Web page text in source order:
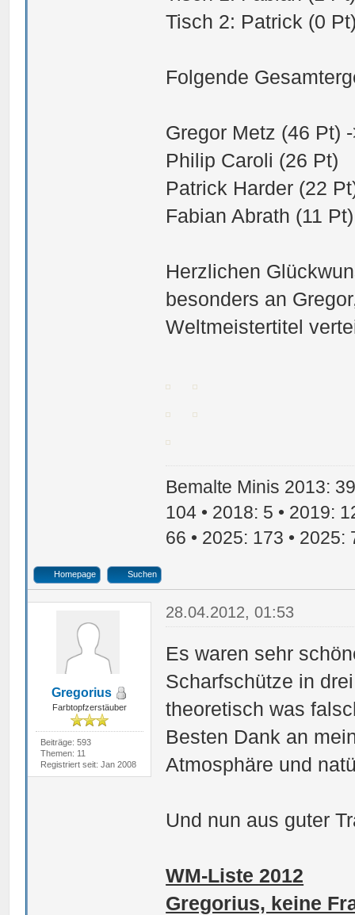
Tisch 2: Patrick (0
Folgende
Gregor Metz (46 Pt)
Philip Caroli (26 Pt)
Patrick Harder (22
Fabian Abrath (11 Pt)
Herzlichen
besonders an
Weltmeistertitel
Bemalte Minis 2013:
104 • 2018: 5 • 2019:
66 • 2025: 173 • 2025:
Homepage Suchen
Gregorius
Farbtopfzerstäuber
Beiträge: 593
Themen: 11
Registriert seit: Jan 2008
28.04.2012, 01:53
Es waren sehr
Scharfschütze in
theoretisch was
Besten Dank an
Atmosphäre und
Und nun aus guter
WM-Liste 2012
Gregorius, keine